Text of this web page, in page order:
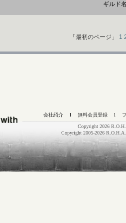
ギルド
「最初のページ」 1
会社紹介 l 無料会員登録 l
Copyright 2026
Copyright 2005-2026